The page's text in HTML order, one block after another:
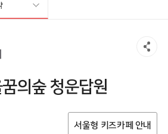
의숲 청운답원
서울형 키즈카페 안내